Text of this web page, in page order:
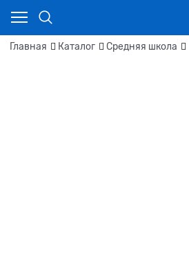
Главная Каталог Средняя школа